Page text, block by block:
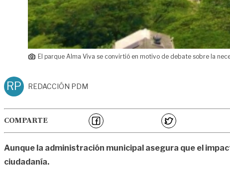
El parque Alma Viva se convirtió en motivo de debate sobre la
RP REDACCIÓN PDM
COMPARTE
Aunque la administración municipal asegura que el
ciudadanía.